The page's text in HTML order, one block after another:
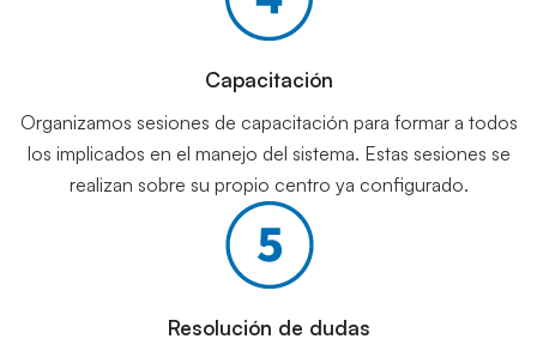
Capacitación
Organizamos sesiones de capacitación para formar a todos
los implicados en el manejo del sistema. Estas sesiones se
realizan sobre su propio centro ya configurado.
Resolución de dudas